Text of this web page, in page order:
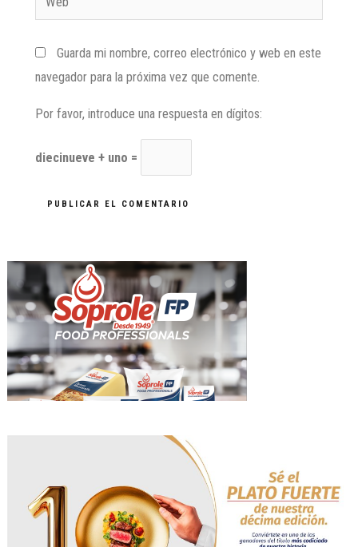
Guarda mi nombre, correo electrónico y web en este
navegador para la próxima vez que comente.
Por favor, introduce una respuesta en dígitos:
diecinueve + uno =